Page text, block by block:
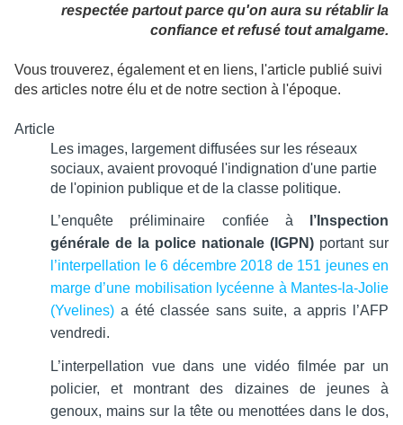
respectée partout parce qu'on aura su rétablir la
confiance et refusé tout amalgame.
Vous trouverez, également et en liens, l'article publié suivi
des articles notre élu et de notre section à l'époque.
Article
Les images, largement diffusées sur les réseaux
sociaux, avaient provoqué l'indignation d'une partie
de l'opinion publique et de la classe politique.
L’enquête préliminaire confiée à
l’Inspection
générale de la police nationale (IGPN) portant sur
l’interpellation le 6 décembre 2018 de 151 jeunes en
marge d’une mobilisation lycéenne à Mantes-la-Jolie
(Yvelines) a été classée sans suite, a appris l’AFP
vendredi.
L’interpellation vue dans une vidéo filmée par un
policier, et montrant des dizaines de jeunes à
genoux, mains sur la tête ou menottées dans le dos,